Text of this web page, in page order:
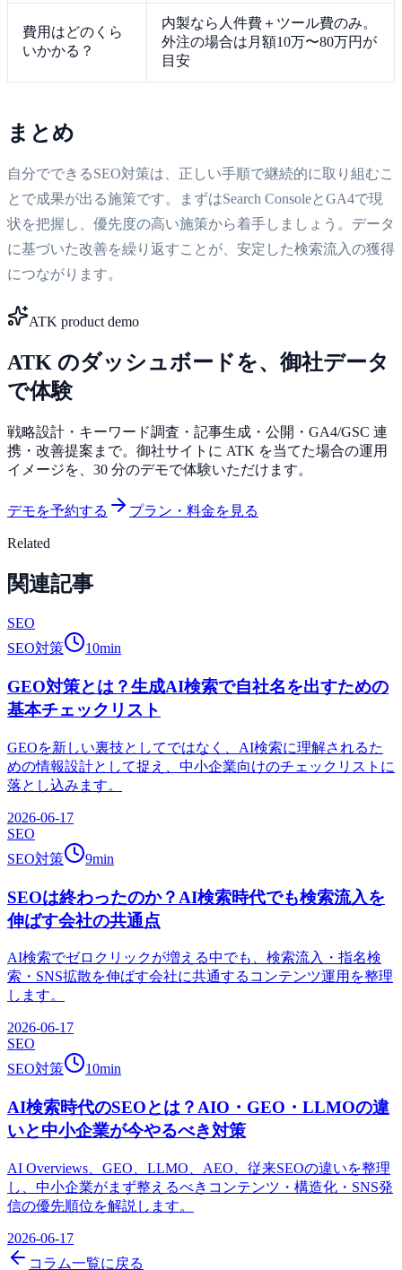
費用はどのくら
いかかる？
内製なら人件費＋ツール費のみ。
外注の場合は月額10万〜80万円が
目安
まとめ
自分でできるSEO対策は、正しい手順で継続的に取り組むこ
とで成果が出る施策です。まずはSearch ConsoleとGA4で現
状を把握し、優先度の高い施策から着手しましょう。データ
に基づいた改善を繰り返すことが、安定した検索流入の獲得
につながります。
ATK product demo
ATK のダッシュボードを、御社データ
で体験
戦略設計・キーワード調査・記事生成・公開・GA4/GSC 連
携・改善提案まで。御社サイトに ATK を当てた場合の運用
イメージを、30 分のデモで体験いただけます。
デモを予約する プラン・料金を見る
Related
関連記事
SEO
SEO対策
10min
GEO対策とは？生成AI検索で自社名を出すための
基本チェックリスト
GEOを新しい裏技としてではなく、AI検索に理解されるた
めの情報設計として捉え、中小企業向けのチェックリストに
落とし込みます。
2026-06-17
SEO
SEO対策
9min
SEOは終わったのか？AI検索時代でも検索流入を
伸ばす会社の共通点
AI検索でゼロクリックが増える中でも、検索流入・指名検
索・SNS拡散を伸ばす会社に共通するコンテンツ運用を整理
します。
2026-06-17
SEO
SEO対策
10min
AI検索時代のSEOとは？AIO・GEO・LLMOの違
いと中小企業が今やるべき対策
AI Overviews、GEO、LLMO、AEO、従来SEOの違いを整理
し、中小企業がまず整えるべきコンテンツ・構造化・SNS発
信の優先順位を解説します。
2026-06-17
コラム一覧に戻る